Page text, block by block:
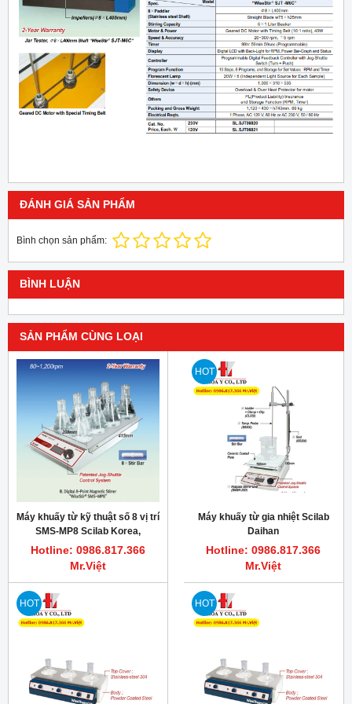
ĐÁNH GIÁ SẢN PHẨM
Bình chọn sản phẩm:
BÌNH LUẬN
SẢN PHẨM CÙNG LOẠI
Máy khuấy từ kỹ thuật số 8 vị trí
SMS-MP8 Scilab Korea,
80~1200RPM
Hotline: 0986.817.366
Mr.Việt
HOT
Máy khuấy từ gia nhiệt Scilab
Daihan
Hotline: 0986.817.366
Mr.Việt
HOT HOT